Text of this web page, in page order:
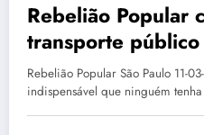
Rebelião Popular
transporte público
2013
Rebelião Popular São Paulo 11-
indispensável que ninguém